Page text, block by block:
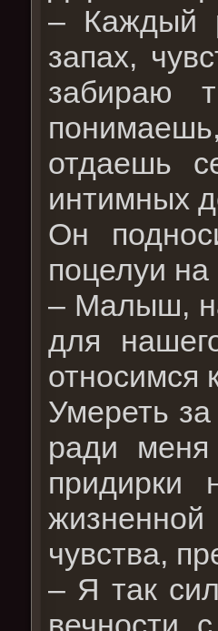
– Каждый
запах,
забираю
отдаешь
интимных
Он
поцелуи
– Малыш,
для
относимся
Умереть
ради
придирки
чувства,
– Я так